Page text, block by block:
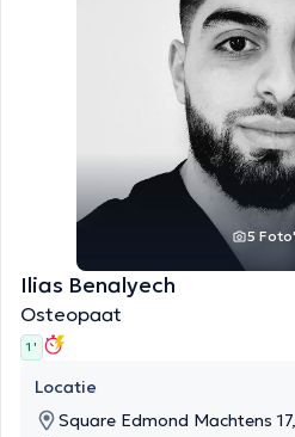
5
Ilias Benalyech
Osteopaat
1 '
Locatie
Square Edmond Machtens